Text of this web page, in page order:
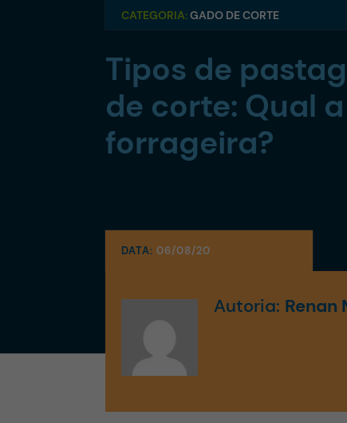
CATEGORIA:GADO DE CORTE
Tipos de
de corte: Qual
forrageira?
DATA: 06/08/20
Autoria: Renan